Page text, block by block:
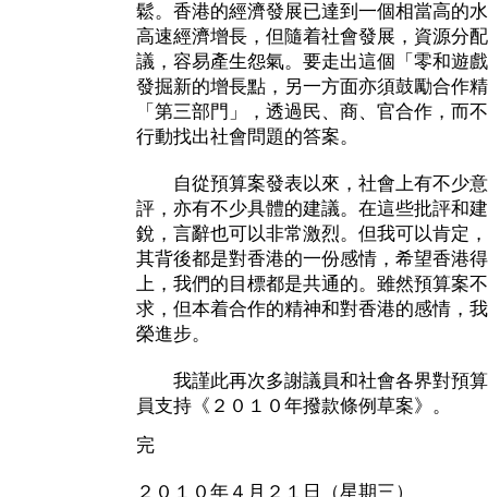
鬆。香港的經濟發展已達到一個相當高的
高速經濟增長，但隨着社會發展，資源分
議，容易產生怨氣。要走出這個「零和遊
發掘新的增長點，另一方面亦須鼓勵合作
「第三部門」，透過民、商、官合作，而
行動找出社會問題的答案。
自從預算案發表以來，社會上有不少意
評，亦有不少具體的建議。在這些批評和
銳，言辭也可以非常激烈。但我可以肯定
其背後都是對香港的一份感情，希望香港
上，我們的目標都是共通的。雖然預算案
求，但本着合作的精神和對香港的感情，
榮進步。
我謹此再次多謝議員和社會各界對預算
員支持《２０１０年撥款條例草案》。
完
２０１０年４月２１日（星期三）